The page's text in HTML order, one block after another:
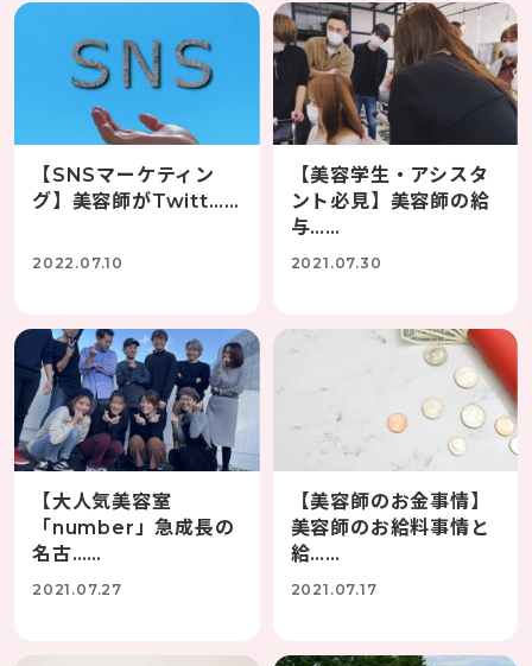
【SNSマーケティン
グ】美容師がTwitt……
2022.07.10
【美容学生・アシスタ
ント必見】美容師の給
与……
2021.07.30
【大人気美容室
「number」急成長の
名古……
2021.07.27
【美容師のお金事情】
美容師のお給料事情と
給……
2021.07.17